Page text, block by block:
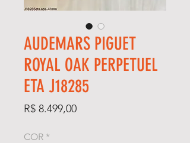
AUDEMARS PIGUET
ROYAL OAK PERPETUEL
ETA J18285
R$ 8.499,00Preço
COR *